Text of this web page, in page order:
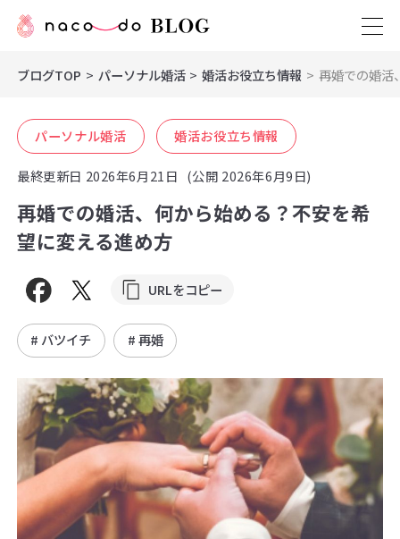
ブログTOP パーソナル婚活 婚活お役立ち情報 再婚での婚活
パーソナル婚活 婚活お役立ち情報
最終更新日 2026年6月21日 (公開 2026年6月9日)
再婚での婚活、何から始める？不安を希
望に変える進め方
URLをコピー
# バツイチ # 再婚